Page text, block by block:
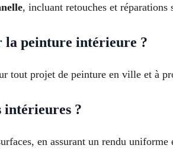
, incluant retouches et réparations
la peinture intérieure ?
tout projet de peinture en ville et à
intérieures ?
en assurant un rendu uniforme